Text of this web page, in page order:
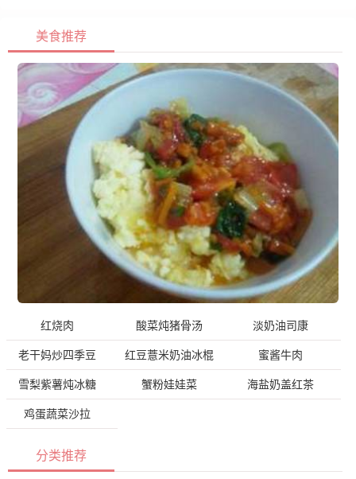
美食推荐
红烧肉 酸菜炖猪骨汤 淡奶油司康
老干妈炒四季豆 红豆薏米奶油冰棍 蜜酱牛肉
雪梨紫薯炖冰糖 蟹粉娃娃菜 海盐奶盖红茶
鸡蛋蔬菜沙拉
分类推荐